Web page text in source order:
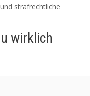
strafrechtliche
wirklich